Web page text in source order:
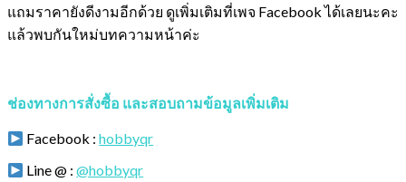
แถมราคายังดีงามอีกด้วย ดูเพิ่มเติมที่เพจ Facebook ได้เลยนะคะ
แล้วพบกันใหม่บทความหน้าค่ะ
ช่องทางการสั่งซื้อ และสอบถามข้อมูลเพิ่มเติม
Facebook :hobbyqr
Line @ :@hobbyqr